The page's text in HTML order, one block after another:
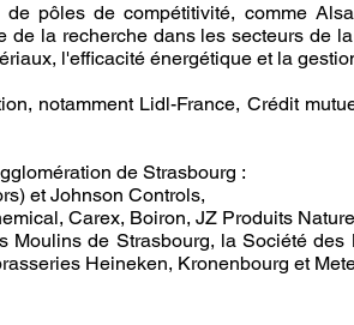
pôles de compétitivité, comme
la recherche dans les secteurs de
l'efficacité énergétique et la
notamment Lidl-France, Crédit
de Strasbourg :
et Johnson Controls,
Carex, Boiron, JZ Produits
de Strasbourg, la Société des
Heineken, Kronenbourg et